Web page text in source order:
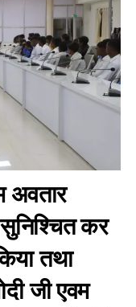
अवतार
कर
तथा
जी एवम